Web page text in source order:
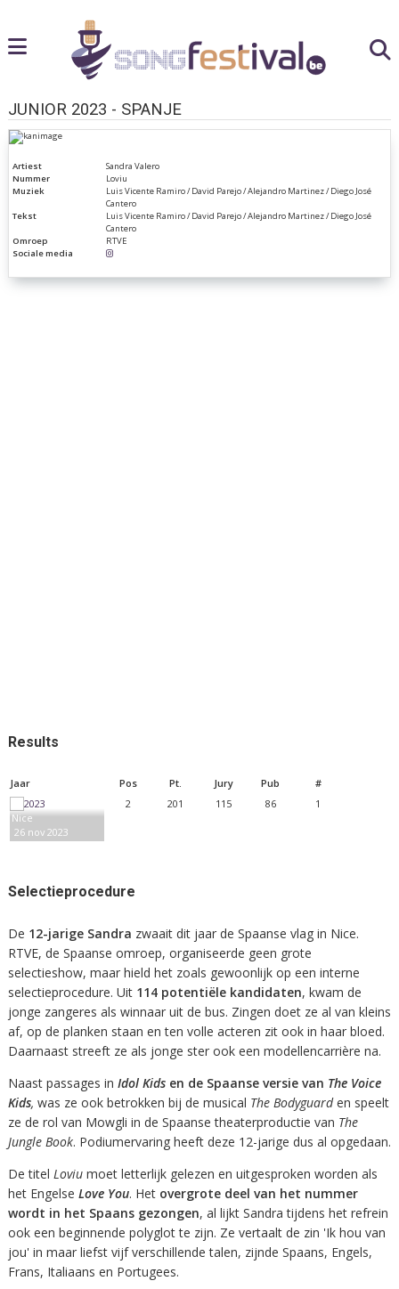
JUNIOR 2023 - SPANJE
Artiest
Sandra Valero
Nummer
Loviu
Muziek
Luis Vicente Ramiro / David Parejo / Alejandro Martinez / Diego José
Cantero
Tekst
Luis Vicente Ramiro / David Parejo / Alejandro Martinez / Diego José
Cantero
Omroep
RTVE
Sociale media
Results
Jaar Pos Pt. Jury Pub #
Nice
26 nov 2023
2 201 115 86 1
Selectieprocedure
De 12-jarige Sandra zwaait dit jaar de Spaanse vlag in Nice.
RTVE, de Spaanse omroep, organiseerde geen grote
selectieshow, maar hield het zoals gewoonlijk op een interne
selectieprocedure. Uit 114 potentiële kandidaten, kwam de
jonge zangeres als winnaar uit de bus. Zingen doet ze al van kleins
af, op de planken staan en ten volle acteren zit ook in haar bloed.
Daarnaast streeft ze als jonge ster ook een modellencarrière na.
Naast passages in Idol Kidsen de Spaanse versie van The Voice
Kids, was ze ook betrokken bij de musical The Bodyguarden speelt
ze de rol van Mowgli in de Spaanse theaterproductie van The
Jungle Book. Podiumervaring heeft deze 12-jarige dus al opgedaan.
De titel Loviumoet letterlijk gelezen en uitgesproken worden als
het Engelse Love You. Het overgrote deel van het nummer
wordt in het Spaans gezongen, al lijkt Sandra tijdens het refrein
ook een beginnende polyglot te zijn. Ze vertaalt de zin 'Ik hou van
jou' in maar liefst vijf verschillende talen, zijnde Spaans, Engels,
Frans, Italiaans en Portugees.